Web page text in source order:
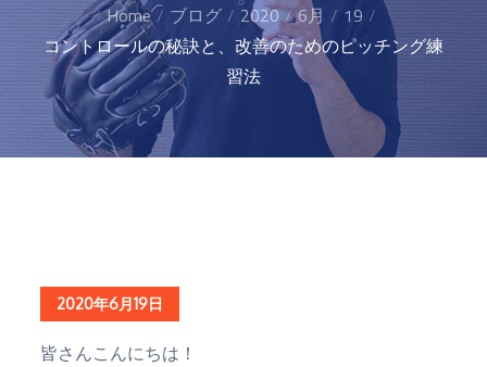
Home ブログ 2020 6月
19
コントロールの秘訣と、改善のためのピッチング練
習法
Posted
2020年6月19日
皆さんこんにちは！